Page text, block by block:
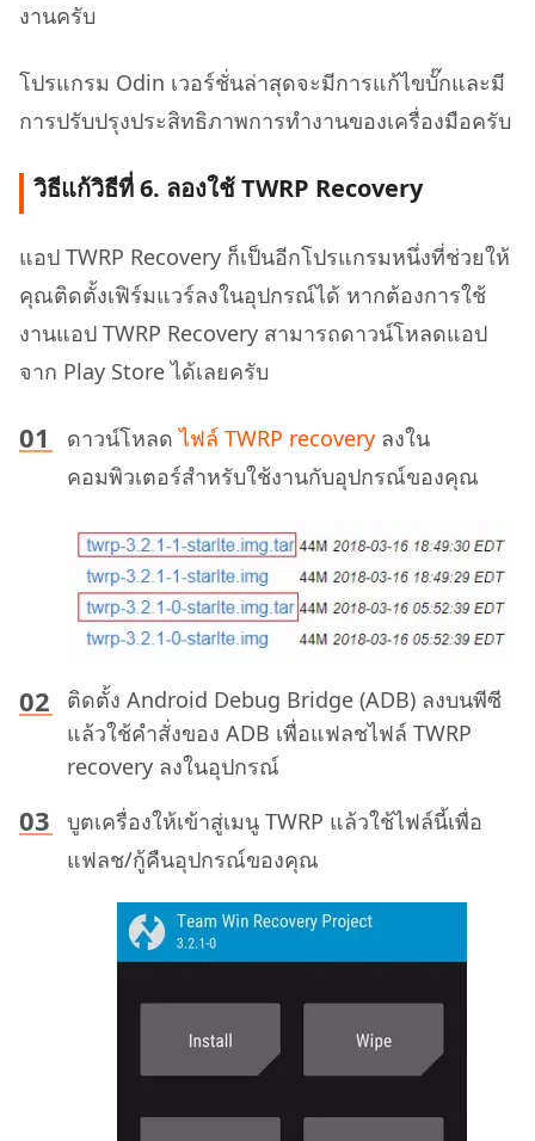
งานครับ
โปรแกรม Odin เวอร์ชั่นล่าสุดจะมีการแก้ไขบั๊กและมี
การปรับปรุงประสิทธิภาพการทำงานของเครื่องมือครับ
วิธีแก้วิธีที่ 6. ลองใช้ TWRP Recovery
แอป TWRP Recovery ก็เป็นอีกโปรแกรมหนึ่งที่ช่วยให้
คุณติดตั้งเฟิร์มแวร์ลงในอุปกรณ์ได้ หากต้องการใช้
งานแอป TWRP Recovery สามารถดาวน์โหลดแอป
จาก Play Store ได้เลยครับ
ดาวน์โหลดไฟล์ TWRP recovery ลงใน
คอมพิวเตอร์สำหรับใช้งานกับอุปกรณ์ของคุณ
ติดตั้ง Android Debug Bridge (ADB) ลงบนพีซี
แล้วใช้คำสั่งของ ADB เพื่อแฟลชไฟล์ TWRP
recovery ลงในอุปกรณ์
บูตเครื่องให้เข้าสู่เมนู TWRP แล้วใช้ไฟล์นี้เพื่อ
แฟลช/กู้คืนอุปกรณ์ของคุณ